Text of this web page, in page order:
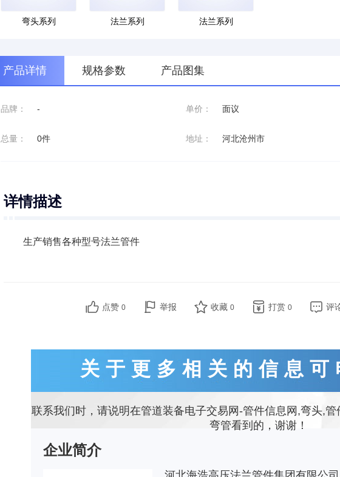
弯头系列 法兰系列 法兰系列
产品详情 规格参数 产品图集
品牌： - 单价： 面议
总量： 0件 地址： 河北沧州市
详情描述
生产销售各种型号法兰管件
点赞 0 举报 收藏 0 打赏 0 评
关于更多相关的信息可
联系我们时，请说明在管道装备电子交易网-管件信息网,弯头,
弯管看到的，谢谢！
企业简介